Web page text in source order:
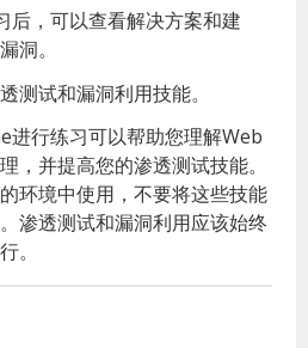
，可以查看解决方案和建
洞。
测试和漏洞利用技能。
行练习可以帮助您理解Web
，并提高您的渗透测试技能。
环境中使用，不要将这些技能
渗透测试和漏洞利用应该始终
。